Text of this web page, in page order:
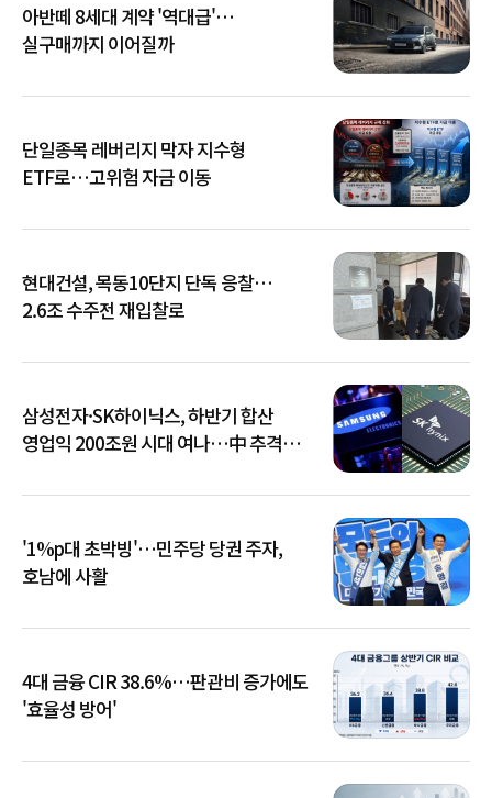
아반떼 8세대 계약 '역대급'…
실구매까지 이어질까
단일종목 레버리지 막자 지수형
ETF로…고위험 자금 이동
현대건설, 목동10단지 단독 응찰…
2.6조 수주전 재입찰로
삼성전자·SK하이닉스, 하반기 합산
영업익 200조원 시대 여나…中 추격은
'1%p대 초박빙'…민주당 당권 주자,
호남에 사활
4대 금융 CIR 38.6%…판관비 증가에도
'효율성 방어'